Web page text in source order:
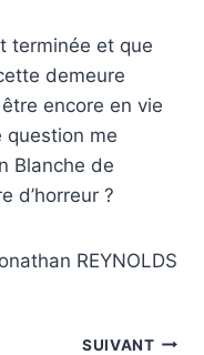
terminée et que
demeure
encore en vie
question me
Blanche de
d’horreur ?
REYNOLDS
SUIVANT